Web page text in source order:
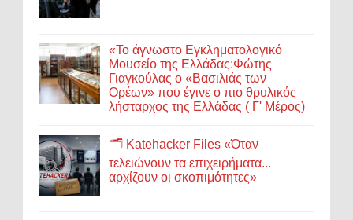
«Το άγνωστο Εγκληματολογικό
Μουσείο της Ελλάδας:Φώτης
Γιαγκούλας ο «Βασιλιάς των
Ορέων» που έγινε ο πιο θρυλικός
λήσταρχος της Ελλάδας ( Γ' Μέρος)
🗂️ Katehacker Files «Όταν
τελειώνουν τα επιχειρήματα...
αρχίζουν οι σκοπιμότητες»